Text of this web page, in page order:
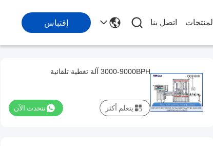
المنتجات اتصل بنا إقتباس
3000-9000BPH آلة تغطية تلقائية
نتحدث الآن يتعلم أكثر